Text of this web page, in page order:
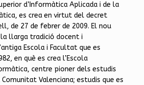
d’Informàtica Aplicada i de la
es crea en virtut del decret
de 27 de febrer de 2009. El nou
llarga tradició docent i
Escola i Facultat que es
en què es crea l’Escola
centre pioner dels estudis
Valenciana; estudis que es